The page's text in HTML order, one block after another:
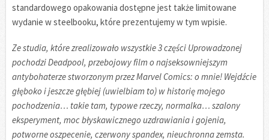
standardowego opakowania dostępne jest także limitowane
wydanie w steelbooku, które prezentujemy w tym wpisie.
Ze studia, które zrealizowało wszystkie 3 części Uprowadzonej
pochodzi Deadpool, przebojowy film o najseksowniejszym
antybohaterze stworzonym przez Marvel Comics: o mnie! Wejdźcie
głęboko i jeszcze głębiej (uwielbiam to) w historię mojego
pochodzenia… takie tam, typowe rzeczy, normalka… szalony
eksperyment, moc błyskawicznego uzdrawiania i gojenia,
potworne oszpecenie, czerwony spandex, nieuchronna zemsta.